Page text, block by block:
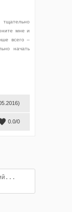
мне и
всего –
начать
0.0/0